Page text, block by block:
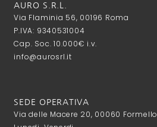
AURO S.R.L.
Via Flaminia 56, 00196 Roma
P.IVA: 9340531004
Cap. Soc. 10.000€ i.v.
info@aurosrl.it
SEDE OPERATIVA
Via delle Macere 20, 00060 Formello